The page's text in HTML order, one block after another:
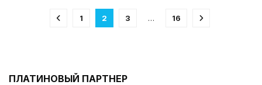
1 2 3 … 16
ПЛАТИНОВЫЙ ПАРТНЕР